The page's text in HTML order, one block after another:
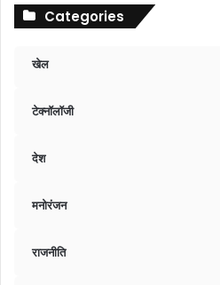
Categories
खेल
टेक्नॉलॉजी
देश
मनोरंजन
राजनीति